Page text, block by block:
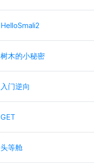
HelloSmali2
树木的小秘密
入门逆向
GET
头等舱